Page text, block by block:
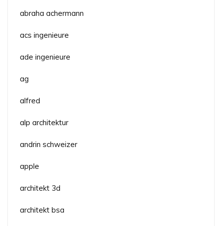
abraha achermann
acs ingenieure
ade ingenieure
ag
alfred
alp architektur
andrin schweizer
apple
architekt 3d
architekt bsa